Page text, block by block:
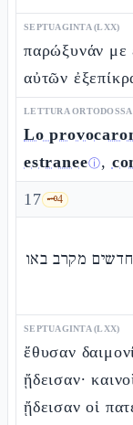
SEPTUAGINTA (LXX)
παρώξυνάν με
αὐτῶν
LETTURA ORTODOSSA
Lo
estraneeⓘ,
17 🗝️4
מקרב באו
SEPTUAGINTA (LXX)
ἔθυσαν
ᾔδεισαν·
ᾔδεισαν οἱ